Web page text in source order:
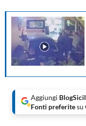
Aggiungi
Fonti preferitesu